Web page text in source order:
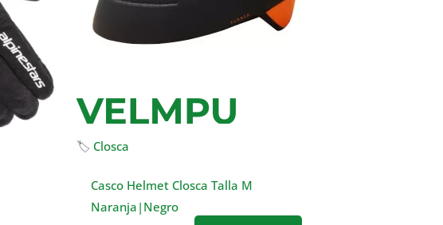
🏷 Closca
Casco Helmet Closca Talla M
Naranja|Negro